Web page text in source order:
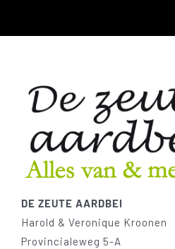
DE ZEUTE AARDBEI
Harold & Veronique Kroonen
Provincialeweg 5-A